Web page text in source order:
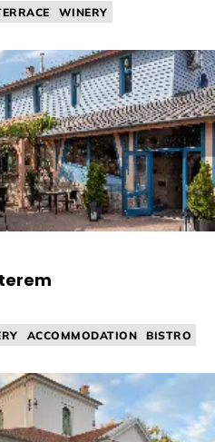
WINERY
ACCOMMODATION BISTRO